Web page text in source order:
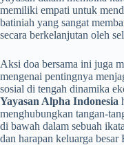
memiliki empati untuk
batiniah yang sangat
secara berkelanjutan oleh
​Aksi doa bersama ini juga
mengenai pentingnya
sosial di tengah dinamika
Yayasan Alpha Indonesia
menghubungkan tangan-
di bawah dalam sebuah
dan harapan keluarga